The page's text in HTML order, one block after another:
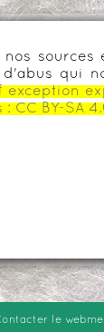
qui
exception
: CC BY-SA
le